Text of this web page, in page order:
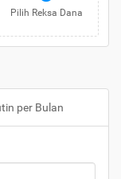
Pilih Reksa Dana
per Bulan